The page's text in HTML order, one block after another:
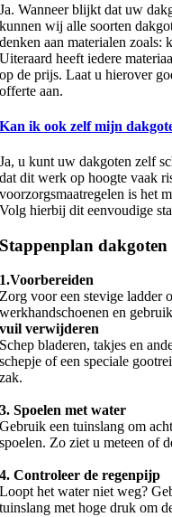
Ja. Wanneer blijkt dat uw
kunnen wij alle soorten
denken aan materialen
Uiteraard heeft iedere
op de prijs. Laat u hierover
offerte aan.
Kan ik ook zelf mijn
Ja, u kunt uw dakgoten zelf
dat dit werk op hoogte vaak
voorzorgsmaatregelen is het
Volg hierbij dit eenvoudige
Stappenplan dakgoten
1.Voorbereiden
Zorg voor een stevige ladder
werkhandschoenen en
vuil verwijderen
Schep bladeren, takjes en
schepje of een speciale
zak.
3. Spoelen met water
Gebruik een tuinslang om
spoelen. Zo ziet u meteen of
4. Controleer de regenpijp
Loopt het water niet weg?
tuinslang met hoge druk om